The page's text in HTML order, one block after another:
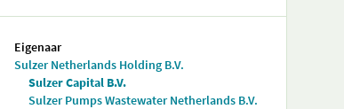
Eigenaar
Sulzer Netherlands Holding B.V.
Sulzer Capital B.V.
Sulzer Pumps Wastewater Netherlands B.V.